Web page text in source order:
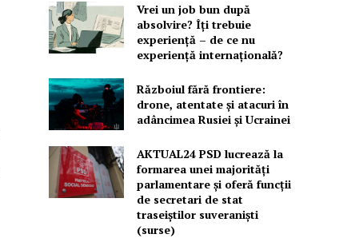
Vrei un job bun după
absolvire? Îți trebuie
experiență – de ce nu
experiență internațională?
Războiul fără frontiere:
drone, atentate și atacuri în
adâncimea Rusiei și Ucrainei
AKTUAL24 PSD lucrează la
formarea unei majorităţi
parlamentare și oferă funcții
de secretari de stat
traseiștilor suveraniști
(surse)